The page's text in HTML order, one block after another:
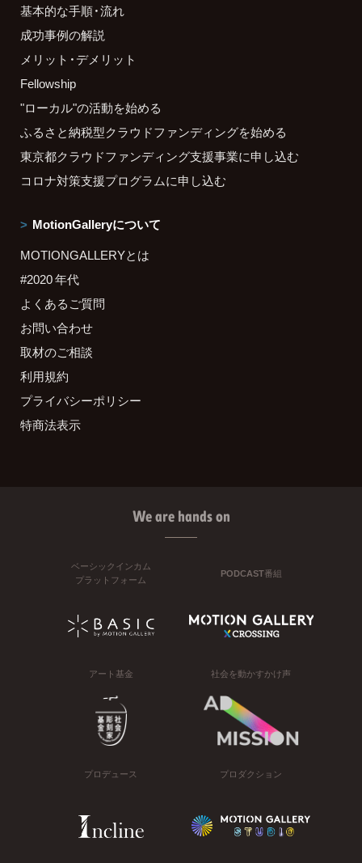
基本的な手順・流れ
成功事例の解説
メリット・デメリット
Fellowship
"ローカル"の活動を始める
ふるさと納税型クラウドファンディングを始める
東京都クラウドファンディング支援事業に申し込む
コロナ対策支援プログラムに申し込む
MotionGalleryについて
MOTIONGALLERYとは
#2020 年代
よくあるご質問
お問い合わせ
取材のご相談
利用規約
プライバシーポリシー
特商法表示
We are hands on
ベーシックインカム
プラットフォーム
PODCAST番組
アート基金 社会を動かすかけ声
プロデュース プロダクション